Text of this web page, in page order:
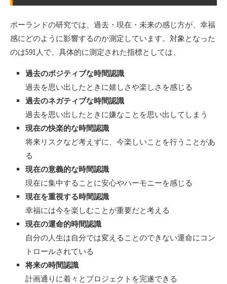
ポーランドの研究では、過去・現在・未来の感じ方が、幸福
感にどのように影響するのか測定しています。対象となった
のは591人で、具体的に測定された指標としては、
過去のポジティブな時間認識
過去を思い出したときに嬉しさや楽しさを感じる
過去のネガティブな時間認識
過去を思い出したときに嫌なことを思い出してしまう
現在の快楽的な時間認識
将来リスクなど考えずに、今楽しいことを行うことがあ
る
現在の意義的な時間認識
現在に集中することに安心やハーモニーを感じる
現在を重視する時間認識
幸福には今を楽しむことが重要だと考える
現在の運命的時間認識
自分の人生は自分では変えることのできない運命にコン
トロールされている
将来の時間認識
計画通りに着々とプロジェクトを完遂できる